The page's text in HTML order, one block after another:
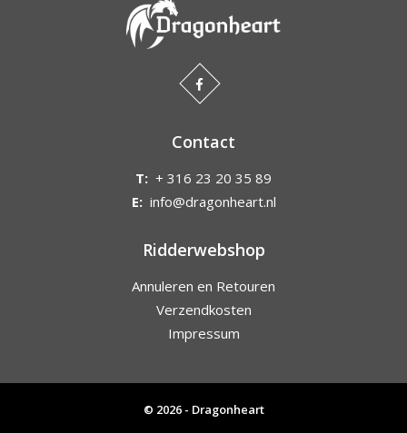
Contact
T: + 316 23 20 35 89
E: info@dragonheart.nl
Ridderwebshop
Annuleren en Retouren
Verzendkosten
Impressum
© 2026 - Dragonheart